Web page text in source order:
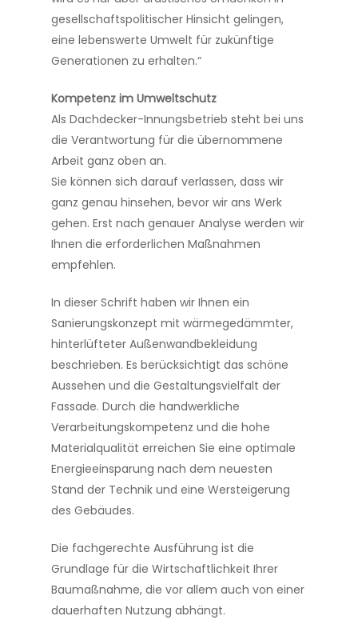
gesellschaftspolitischer Hinsicht gelingen,
eine lebenswerte Umwelt für zukünftige
Generationen zu erhalten.“
Kompetenz im Umweltschutz
Als Dachdecker-Innungsbetrieb steht bei uns
die Verantwortung für die übernommene
Arbeit ganz oben an.
Sie können sich darauf verlassen, dass wir
ganz genau hinsehen, bevor wir ans Werk
gehen. Erst nach genauer Analyse werden wir
Ihnen die erforderlichen Maßnahmen
empfehlen.
In dieser Schrift haben wir Ihnen ein
Sanierungskonzept mit wärmegedämmter,
hinterlüfteter Außenwandbekleidung
beschrieben. Es berücksichtigt das schöne
Aussehen und die Gestaltungsvielfalt der
Fassade. Durch die handwerkliche
Verarbeitungskompetenz und die hohe
Materialqualität erreichen Sie eine optimale
Energieeinsparung nach dem neuesten
Stand der Technik und eine Wersteigerung
des Gebäudes.
Die fachgerechte Ausführung ist die
Grundlage für die Wirtschaftlichkeit Ihrer
Baumaßnahme, die vor allem auch von einer
dauerhaften Nutzung abhängt.